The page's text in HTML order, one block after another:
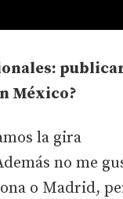
México?
la gira
no me
o Madrid,